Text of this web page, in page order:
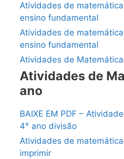
Atividades de
ensino fundamental
Atividades de
ensino fundamental
Atividades de
Atividades de
ano
BAIXE EM PDF –
4° ano divisão
Atividades de
imprimir